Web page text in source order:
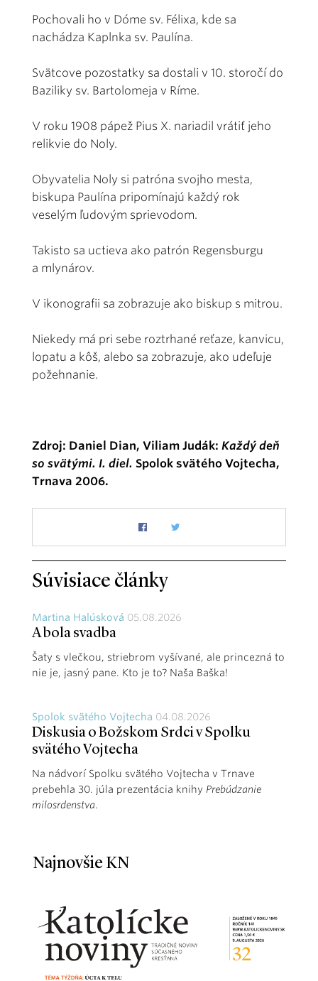
Pochovali ho v Dóme sv. Félixa, kde sa
nachádza Kaplnka sv. Paulína.
Svätcove pozostatky sa dostali v 10. storočí do
Baziliky sv. Bartolomeja v Ríme.
V roku 1908 pápež Pius X. nariadil vrátiť jeho
relikvie do Noly.
Obyvatelia Noly si patróna svojho mesta,
biskupa Paulína pripomínajú každý rok
veselým ľudovým sprievodom.
Takisto sa uctieva ako patrón Regensburgu
a mlynárov.
V ikonografii sa zobrazuje ako biskup s mitrou.
Niekedy má pri sebe roztrhané reťaze, kanvicu,
lopatu a kôš, alebo sa zobrazuje, ako udeľuje
požehnanie.
Zdroj: Daniel Dian, Viliam Judák: Každý deň
so svätými. I. diel. Spolok svätého Vojtecha,
Trnava 2006.
Súvisiace články
Martina Halúsková 05.08.2026
A bola svadba
Šaty s vlečkou, striebrom vyšívané, ale princezná to
nie je, jasný pane. Kto je to? Naša Baška!
Spolok svätého Vojtecha 04.08.2026
Diskusia o Božskom Srdci v Spolku
svätého Vojtecha
Na nádvorí Spolku svätého Vojtecha v Trnave
prebehla 30. júla prezentácia knihy Prebúdzanie
milosrdenstva.
Najnovšie KN